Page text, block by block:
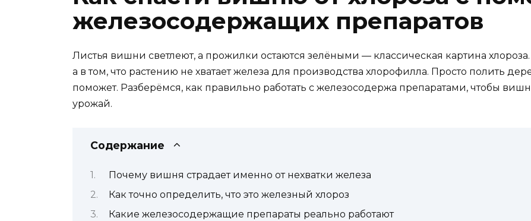
железосодержащих препаратов
Листья вишни светлеют, а прожилки остаются зелёными — классическая картина
а в том, что растению не хватает железа для производства хлорофилла. Просто полить
поможет. Разберёмся, как правильно работать с железосодержа препаратами, чтобы
урожай.
Содержание
Почему вишня страдает именно от нехватки железа
Как точно определить, что это железный хлороз
Какие железосодержащие препараты реально работают